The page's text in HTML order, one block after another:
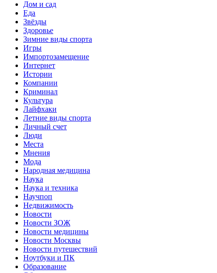
Дом и сад
Еда
Звёзды
Здоровье
Зимние виды спорта
Игры
Импортозамещение
Интернет
Истории
Компании
Криминал
Культура
Лайфхаки
Летние виды спорта
Личный счет
Люди
Места
Мнения
Мода
Народная медицина
Наука
Наука и техника
Научпоп
Недвижимость
Новости
Новости ЗОЖ
Новости медицины
Новости Москвы
Новости путешествий
Ноутбуки и ПК
Образование